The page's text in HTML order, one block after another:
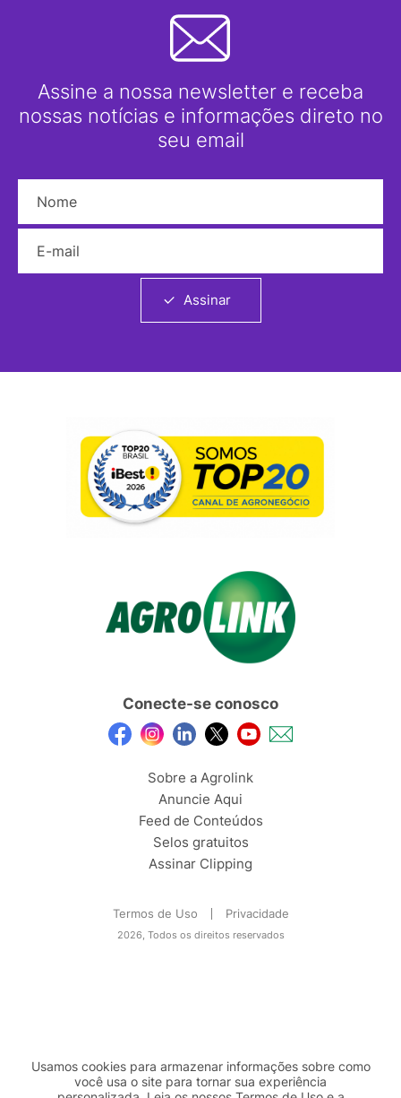
Assine a nossa newsletter e receba
nossas notícias e informações direto no
seu email
Assinar
Conecte-se conosco
Sobre a Agrolink
Anuncie Aqui
Feed de Conteúdos
Selos gratuitos
Assinar Clipping
Termos de Uso Privacidade
2026, Todos os direitos reservados
Usamos cookies para armazenar informações sobre como
você usa o site para tornar sua experiência